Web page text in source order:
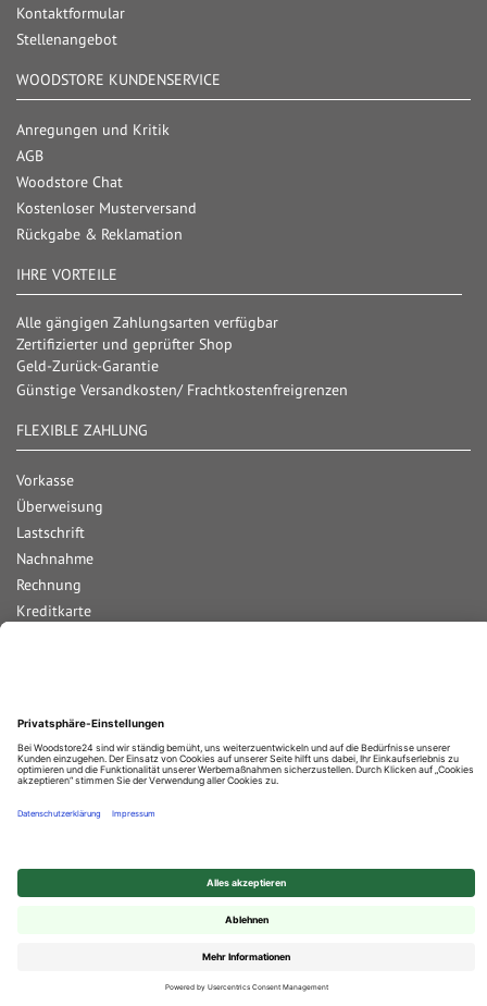
Kontaktformular
Stellenangebot
WOODSTORE KUNDENSERVICE
Anregungen und Kritik
AGB
Woodstore Chat
Kostenloser Musterversand
Rückgabe & Reklamation
IHRE VORTEILE
Alle gängigen Zahlungsarten verfügbar
Zertifizierter und geprüfter Shop
Geld-Zurück-Garantie
Günstige Versandkosten/ Frachtkostenfreigrenzen
FLEXIBLE ZAHLUNG
Vorkasse
Überweisung
Lastschrift
Nachnahme
Rechnung
Kreditkarte